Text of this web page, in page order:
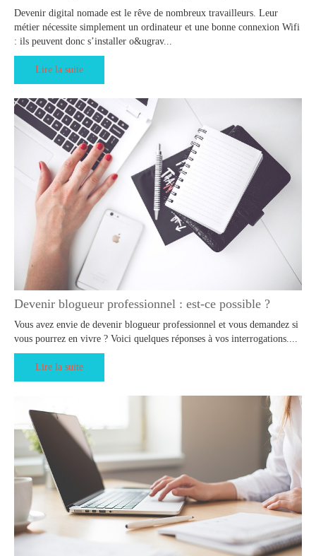
Devenir digital nomade est le rêve de nombreux travailleurs. Leur
métier nécessite simplement un ordinateur et une bonne connexion Wifi
: ils peuvent donc s’installer o&ugrav...
Lire la suite
Devenir blogueur professionnel : est-ce possible ?
Vous avez envie de devenir blogueur professionnel et vous demandez si
vous pourrez en vivre ? Voici quelques réponses à vos interrogations....
Lire la suite